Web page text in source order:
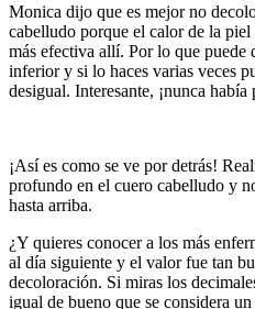
Monica dijo que es mejor no
cabelludo porque el calor de la piel
más efectiva allí. Por lo que puede
inferior y si lo haces varias veces
desigual. Interesante, ¡nunca había
¡Así es como se ve por detrás!
profundo en el cuero cabelludo y
hasta arriba.
¿Y quieres conocer a los más
al día siguiente y el valor fue tan
decoloración. Si miras los
igual de bueno que se considera